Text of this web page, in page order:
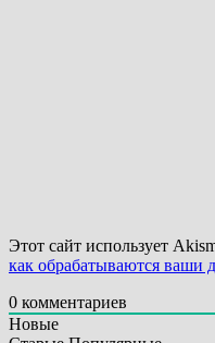
Этот сайт использует
как обрабатываются ваши
0 комментариев
Новые